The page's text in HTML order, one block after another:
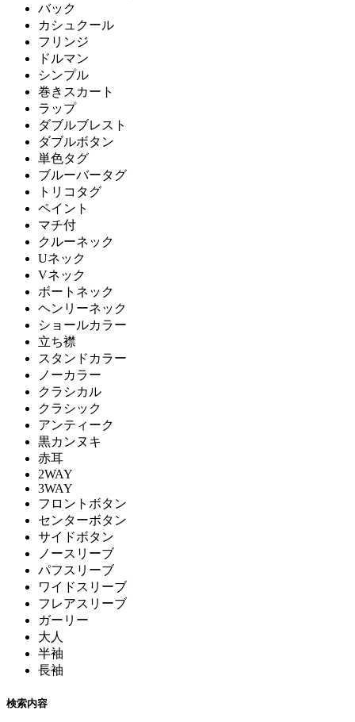
バック
カシュクール
フリンジ
ドルマン
シンプル
巻きスカート
ラップ
ダブルブレスト
ダブルボタン
単色タグ
ブルーバータグ
トリコタグ
ペイント
マチ付
クルーネック
Uネック
Vネック
ボートネック
ヘンリーネック
ショールカラー
立ち襟
スタンドカラー
ノーカラー
クラシカル
クラシック
アンティーク
黒カンヌキ
赤耳
2WAY
3WAY
フロントボタン
センターボタン
サイドボタン
ノースリーブ
パフスリーブ
ワイドスリーブ
フレアスリーブ
ガーリー
大人
半袖
長袖
検索内容